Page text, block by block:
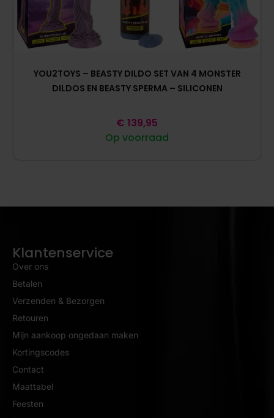
YOU2TOYS – BEASTY DILDO SET VAN 4 MONSTER
DILDOS EN BEASTY SPERMA – SILICONEN
Op voorraad
€ 139,95
Klantenservice
Over ons
Betalen
Verzenden & Bezorgen
Retouren
Mijn aankoop ongedaan maken
Kortingscodes
Contact
Maattabel
Feesten